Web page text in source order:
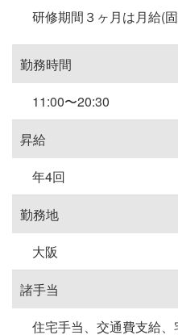
研修期間３ヶ月は月給(
勤務時間
11:00〜20:30
昇給
年4回
勤務地
大阪
諸手当
住宅手当、交通費支給